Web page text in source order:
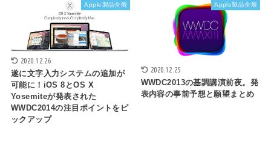
Apple製品全般
2020.12.26
遂に文字入力システムの追加が
可能に！iOS 8とOS X
Yosemiteが発表された
WWDC2014の注目ポイントをピ
ックアップ
Apple製品全般
2020.12.25
WWDC2013の基調講演前夜。発
表内容の事前予想と願望まとめ